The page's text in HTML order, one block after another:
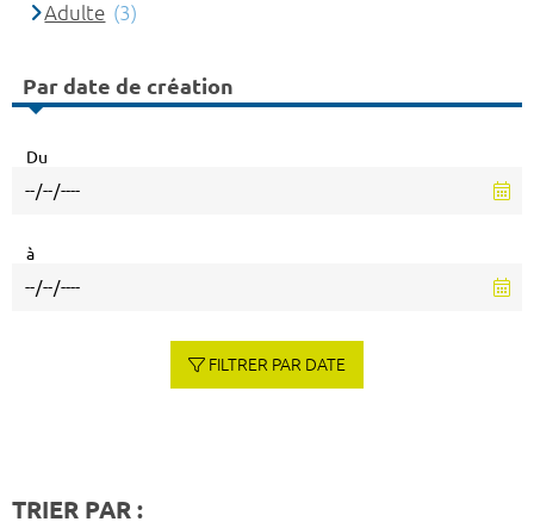
Adulte (3)
Par date de création
Du
à
FILTRER PAR DATE
TRIER PAR :